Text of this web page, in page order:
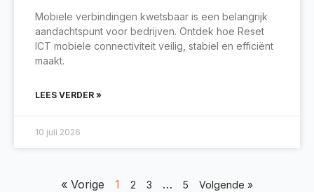
Mobiele verbindingen kwetsbaar is een belangrijk
aandachtspunt voor bedrijven. Ontdek hoe Reset
ICT mobiele connectiviteit veilig, stabiel en efficiënt
maakt.
LEES VERDER »
10 juli 2026
« Vorige 1 2 3 … 5 Volgende »